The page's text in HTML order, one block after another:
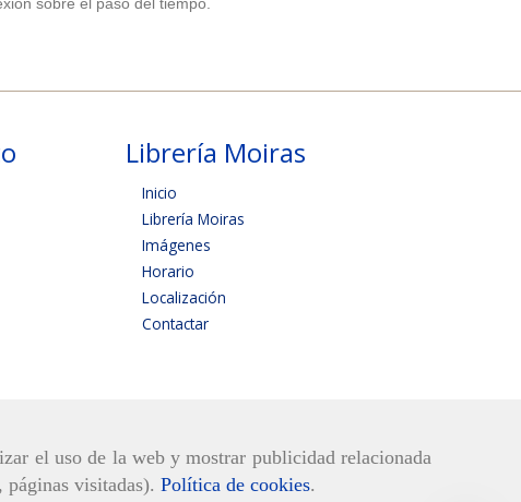
el uso de la web y mostrar publicidad relacionada
visitadas). Política de cookies.
Librería Moiras
Inicio
Librería Moiras
Imágenes
Horario
Localización
Contactar